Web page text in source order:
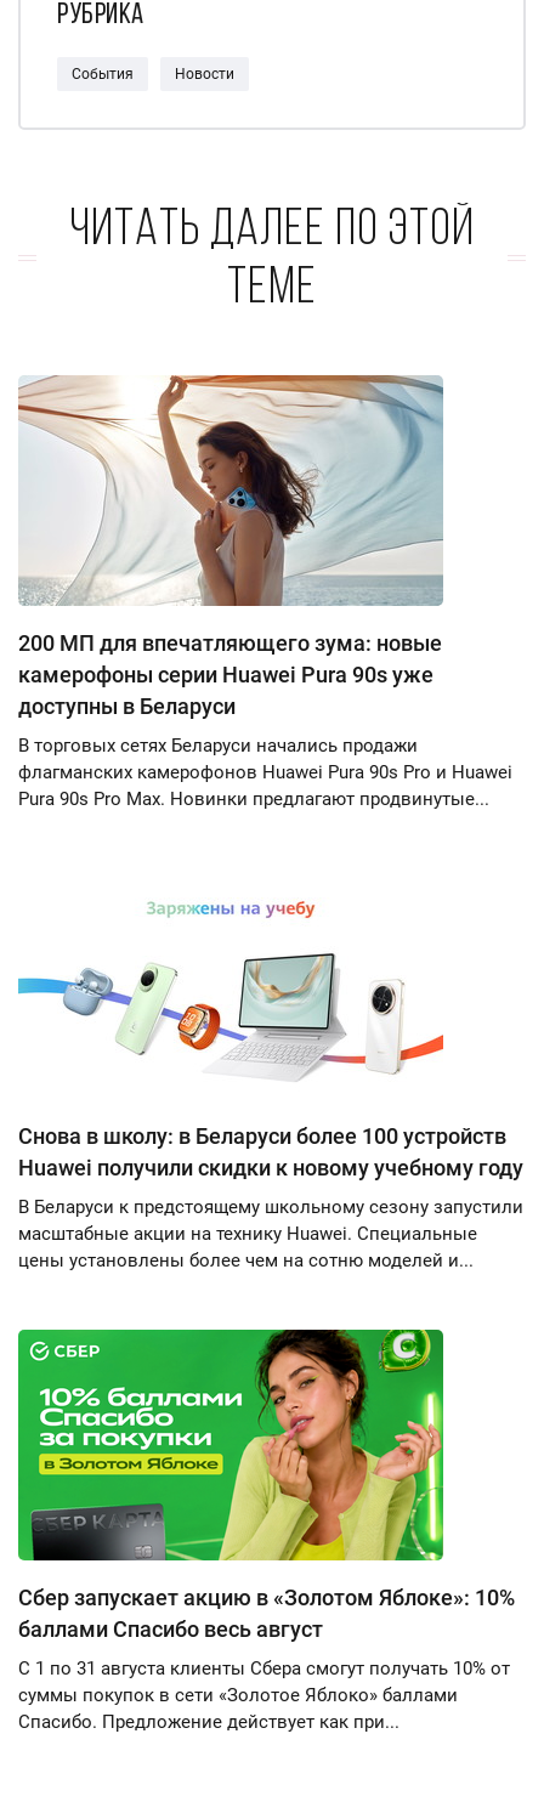
Рубрика
События Новости
Читать далее по этой
теме
200 МП для впечатляющего зума: новые
камерофоны серии Huawei Pura 90s уже
доступны в Беларуси
В торговых сетях Беларуси начались продажи
флагманских камерофонов Huawei Pura 90s Pro и Huawei
Pura 90s Pro Max. Новинки предлагают продвинутые...
Снова в школу: в Беларуси более 100 устройств
Huawei получили скидки к новому учебному году
В Беларуси к предстоящему школьному сезону запустили
масштабные акции на технику Huawei. Специальные
цены установлены более чем на сотню моделей и...
Сбер запускает акцию в «Золотом Яблоке»: 10%
баллами Спасибо весь август
С 1 по 31 августа клиенты Сбера смогут получать 10% от
суммы покупок в сети «Золотое Яблоко» баллами
Спасибо. Предложение действует как при...